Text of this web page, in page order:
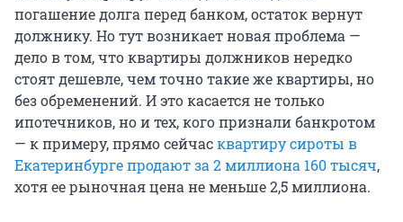
погашение долга перед банком, остаток вернут
должнику. Но тут возникает новая проблема —
дело в том, что квартиры должников нередко
стоят дешевле, чем точно такие же квартиры, но
без обременений. И это касается не только
ипотечников, но и тех, кого признали банкротом
— к примеру, прямо сейчасквартиру сироты в
Екатеринбурге продают за 2 миллиона 160 тысяч,
хотя ее рыночная цена не меньше 2,5 миллиона.